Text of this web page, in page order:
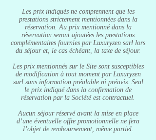
Les prix indiqués ne comprennent que les
prestations strictement mentionnées dans la
réservation. Au prix mentionné dans la
réservation seront ajoutées les prestations
complémentaires fournies par Luxuryzen sarl lors
du séjour et, le cas échéant, la taxe de séjour.
Les prix mentionnés sur le Site sont susceptibles
de modification à tout moment par Luxuryzen
sarl sans information préalable ni préavis. Seul
le prix indiqué dans la confirmation de
réservation par la Société est contractuel.
Aucun séjour réservé avant la mise en place
d’une éventuelle offre promotionnelle ne fera
l’objet de remboursement, même partiel.